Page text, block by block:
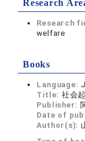
Research
Research
welfare
Books
Language:
Title: 社会
Publisher:
Date of
Author(s):